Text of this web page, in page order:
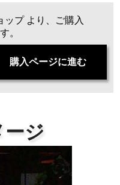
ップ より、ご購入
。
購入ページに進む
ージ